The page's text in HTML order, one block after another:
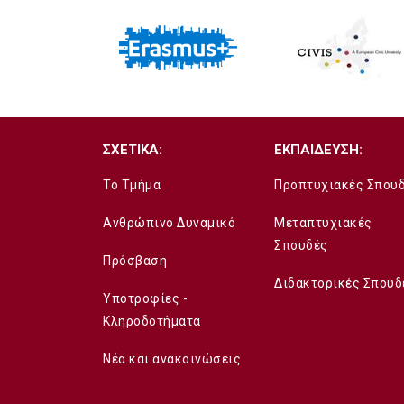
ΣΧΕΤΙΚΑ:
Το Τμήμα
Ανθρώπινο Δυναμικό
Πρόσβαση
Υποτροφίες -
Κληροδοτήματα
Νέα και ανακοινώσεις
ΕΚΠΑΙΔΕΥΣΗ:
Προπτυχιακές
Μεταπτυχιακές
Σπουδές
Διδακτορικές